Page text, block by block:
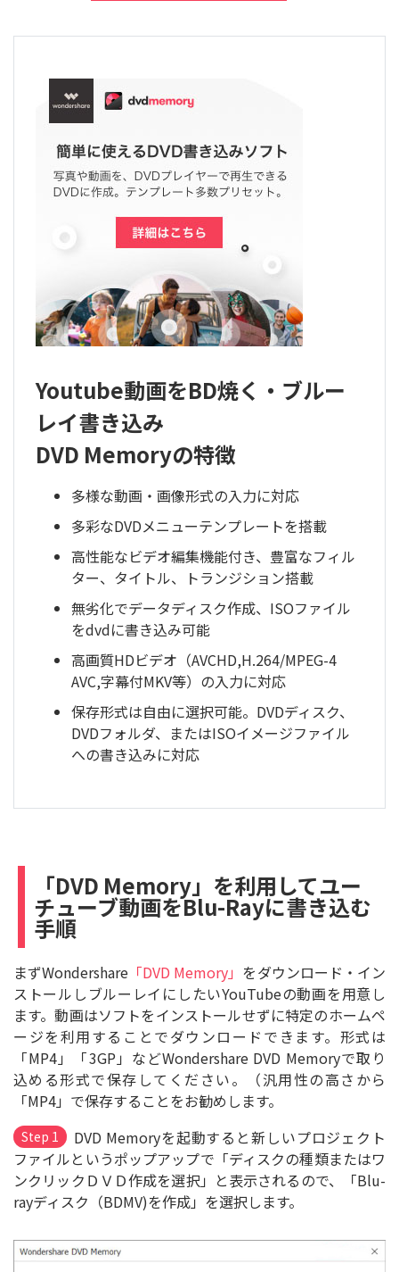
Youtube動画をBD焼く・ブルー
レイ書き込み
DVD Memoryの特徴
多様な動画・画像形式の入力に対応
多彩なDVDメニューテンプレートを搭載
高性能なビデオ編集機能付き、豊富なフィル
ター、タイトル、トランジション搭載
無劣化でデータディスク作成、ISOファイル
をdvdに書き込み可能
高画質HDビデオ（AVCHD,H.264/MPEG-4
AVC,字幕付MKV等）の入力に対応
保存形式は自由に選択可能。DVDディスク、
DVDフォルダ、またはISOイメージファイル
への書き込みに対応
「DVD Memory」を利用してユー
チューブ動画をBlu-Rayに書き込む
手順
まずWondershare 「DVD Memory」 をダウンロード・イン
ストールしブルーレイにしたいYouTubeの動画を用意し
ます。動画はソフトをインストールせずに特定のホームペ
ージを利用することでダウンロードできます。形式は
「MP4」「3GP」などWondershare DVD Memoryで取り
込める形式で保存してください。（汎用性の高さから
「MP4」で保存することをお勧めします。
Step 1
DVD Memoryを起動すると新しいプロジェクト
ファイルというポップアップで「ディスクの種類またはワ
ンクリックＤＶＤ作成を選択」と表示されるので、「Blu-
rayディスク（BDMV)を作成」を選択します。